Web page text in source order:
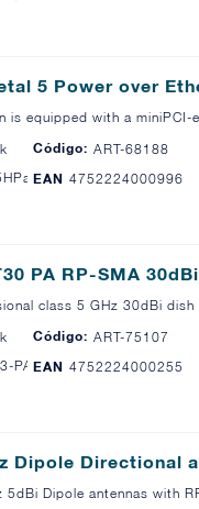
5 Power over
is equipped with a
Código: ART-68188
RB922UAGS-5HPacD-NM
EAN 4752224000996
PA RP-SMA
class 5 GHz 30dBi
Código: ART-75107
PA EAN 4752224000255
Dipole Directional
5dBi Dipole antennas with